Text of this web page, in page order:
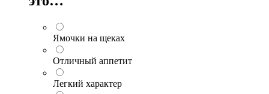
Ямочки на щеках
Отличный аппетит
Легкий характер